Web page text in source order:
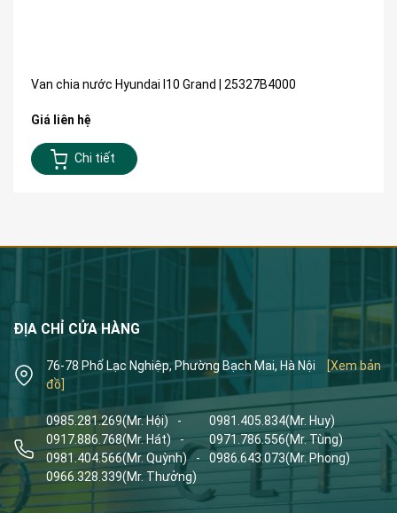
Van chia nước Hyundai I10 Grand | 25327B4000
Giá liên hệ
Chi tiết
ĐỊA CHỈ CỬA HÀNG
76-78 Phố Lạc Nghiệp, Phường Bạch Mai, Hà Nội
[Xem bản
đồ]
0985.281.269(Mr. Hội) - 0981.405.834(Mr. Huy)
0917.886.768(Mr. Hát) - 0971.786.556(Mr. Tùng)
0981.404.566(Mr. Quỳnh) - 0986.643.073(Mr. Phong)
0966.328.339(Mr. Thưởng)